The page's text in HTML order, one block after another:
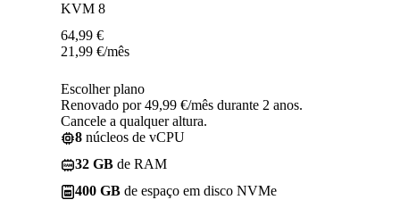
KVM 8
64,99 €
21,99 €/mês
Escolher plano
Renovado por 49,99 €/mês durante 2 anos.
Cancele a qualquer altura.
8 núcleos de vCPU
32 GB de RAM
400 GB de espaço em disco NVMe